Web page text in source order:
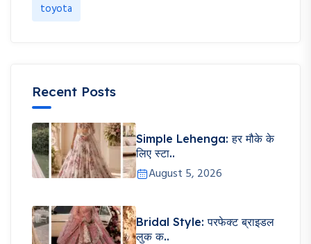
toyota
Recent Posts
Simple Lehenga: हर मौके के
लिए स्टा..
August 5, 2026
Bridal Style: परफेक्ट ब्राइडल
लुक क..